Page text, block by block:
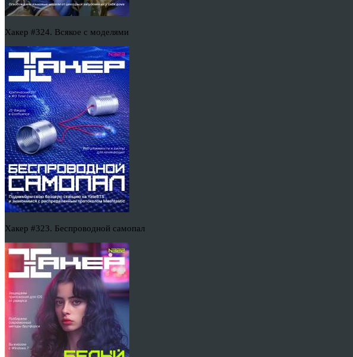
Хакер #324. Всякое с моделями
Хакер #323. Беспроводной самопал